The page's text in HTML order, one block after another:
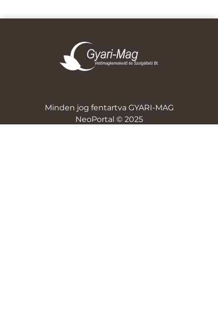
Minden jog fentartva GYARI-MAG
NeoPortal © 2025